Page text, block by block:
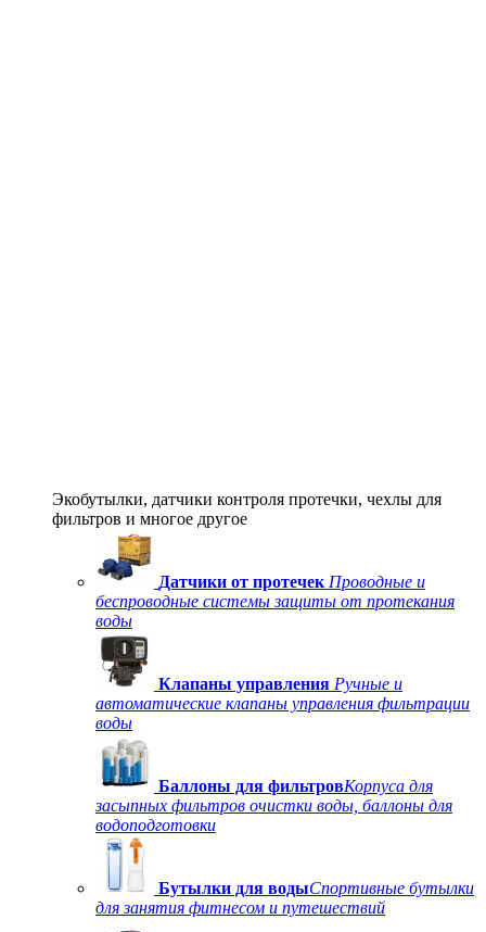
Экобутылки, датчики контроля протечки, чехлы для
фильтров и многое другое
Датчики от протечек Проводные и
беспроводные системы защиты от протекания
воды
Клапаны управления Ручные и
автоматические клапаны управления фильтрации
воды
Баллоны для фильтровКорпуса для
засыпных фильтров очистки воды, баллоны для
водоподготовки
Бутылки для водыСпортивные бутылки
для занятия фитнесом и путешествий